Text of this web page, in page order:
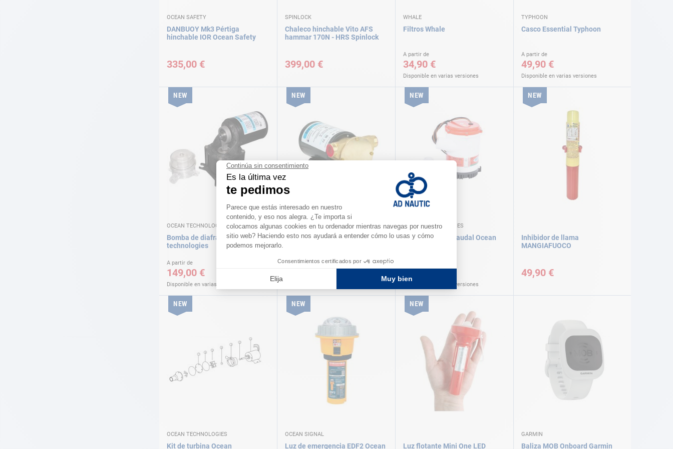
OCEAN SAFETY
DANBUOY Mk3 Pértiga
hinchable IOR Ocean Safety
335,00 €
SPINLOCK
Chaleco hinchable Vito AFS
hammar 170N - HRS Spinlock
399,00 €
WHALE
Filtros Whale
A partir de
34,90 €
Disponible en varias versiones
TYPHOON
Casco Essential Typhoon
A partir de
49,90 €
Disponible en varias versiones
NEW
OCEAN TECHNOLOGIES
Bomba de diafragma Ocean
technologies
A partir de
149,00 €
Disponible en varias versiones
NEW
Bomba de turbina
A partir de
NEW
OCEAN TECHNOLOGIES
Bomba de gran caudal Ocean
86,90 €
Disponible en varias versiones
NEW
Inhibidor de llama
MANGIAFUOCO
49,90 €
NEW
OCEAN TECHNOLOGIES
Kit de turbina Ocean
NEW
OCEAN SIGNAL
Luz de emergencia EDF2 Ocean
NEW
Luz flotante Mini One LED
GARMIN
Baliza MOB Onboard Garmin